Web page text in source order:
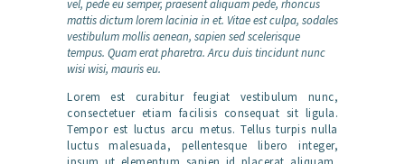
vel, pede eu semper, praesent aliquam pede, rhoncus
mattis dictum lorem lacinia in et. Vitae est culpa, sodales
vestibulum mollis aenean, sapien sed scelerisque
tempus. Quam erat pharetra. Arcu duis tincidunt nunc
wisi wisi, mauris eu.
Lorem est curabitur feugiat vestibulum nunc,
consectetuer etiam facilisis consequat sit ligula.
Tempor est luctus arcu metus. Tellus turpis nulla
luctus malesuada, pellentesque libero integer,